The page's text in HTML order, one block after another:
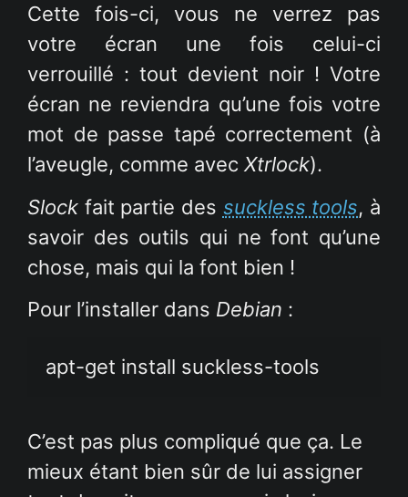
Cette fois-ci, vous ne verrez pas
votre écran une fois celui-ci
verrouillé : tout devient noir ! Votre
écran ne reviendra qu’une fois votre
mot de passe tapé correctement (à
l’aveugle, comme avec Xtrlock).
Slock fait partie des suckless tools, à
savoir des outils qui ne font qu’une
chose, mais qui la font bien !
Pour l’installer dans Debian :
apt-get install suckless-tools
C’est pas plus compliqué que ça. Le
mieux étant bien sûr de lui assigner